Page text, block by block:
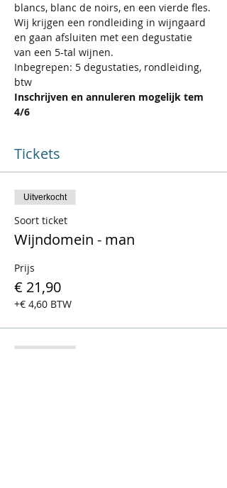
blancs, blanc de noirs, en een vierde fles.
Wij krijgen een rondleiding in wijngaard
en gaan afsluiten met een degustatie
van een 5-tal wijnen.
Inbegrepen: 5 degustaties, rondleiding,
btw
Inschrijven en annuleren mogelijk tem
4/6
Tickets
Uitverkocht
Soort ticket
Wijndomein - man
Prijs
€ 21,90
+€ 4,60 BTW